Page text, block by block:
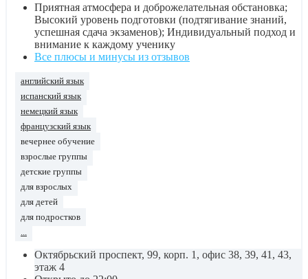
Приятная атмосфера и доброжелательная обстановка;
Высокий уровень подготовки (подтягивание знаний,
успешная сдача экзаменов); Индивидуальный подход и
внимание к каждому ученику
Все плюсы и минусы из отзывов
английский язык
испанский язык
немецкий язык
французский язык
вечернее обучение
взрослые группы
детские группы
для взрослых
для детей
для подростков
Октябрьский проспект, 99, корп. 1, офис 38, 39, 41, 43,
этаж 4